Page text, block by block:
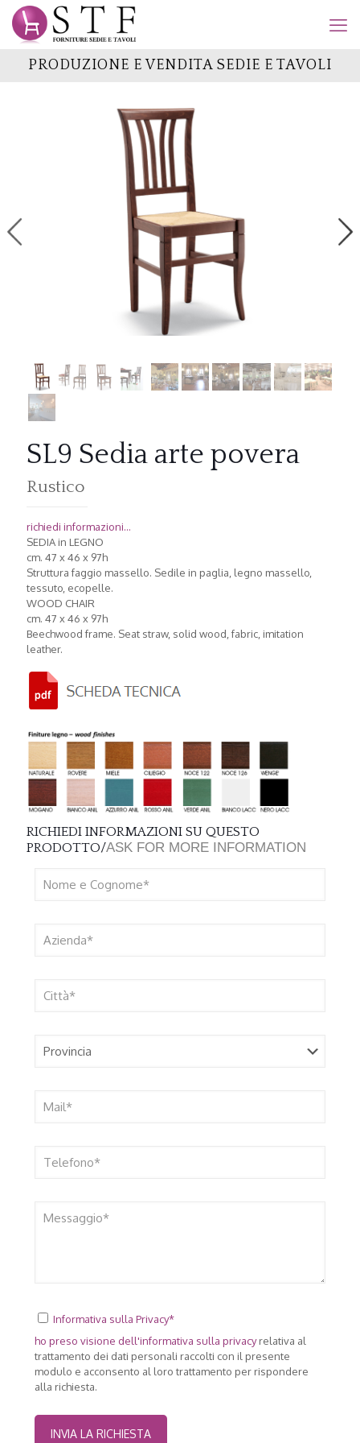
PRODUZIONE E VENDITA SEDIE E TAVOLI
SL9 Sedia arte povera
Rustico
richiedi informazioni...
SEDIA in LEGNO
cm. 47 x 46 x 97h
Struttura faggio massello. Sedile in paglia, legno massello,
tessuto, ecopelle.
WOOD CHAIR
cm. 47 x 46 x 97h
Beechwood frame. Seat straw, solid wood, fabric, imitation
leather.
RICHIEDI INFORMAZIONI SU QUESTO
PRODOTTO/ASK FOR MORE INFORMATION
Informativa sulla Privacy*
ho preso visione dell'informativa sulla privacyrelativa al
trattamento dei dati personali raccolti con il presente
modulo e acconsento al loro trattamento per rispondere
alla richiesta.